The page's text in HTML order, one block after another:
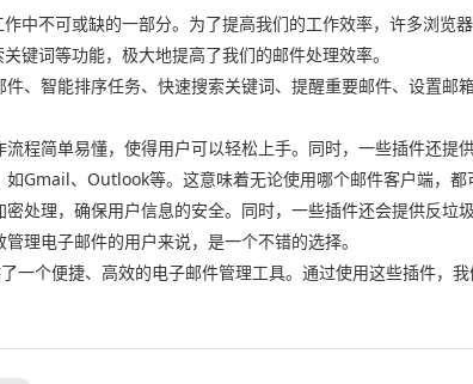
中不可或缺的一部分。为了提高我们的工作效率，许多浏
键词等功能，极大地提高了我们的邮件处理效率。
、智能排序任务、快速搜索关键词、提醒重要邮件、设置
程简单易懂，使得用户可以轻松上手。同时，一些插件还提
Gmail、Outlook等。这意味着无论使用哪个邮件客户端，都
处理，确保用户信息的安全。同时，一些插件还会提供反垃
理电子邮件的用户来说，是一个不错的选择。
一个便捷、高效的电子邮件管理工具。通过使用这些插件，